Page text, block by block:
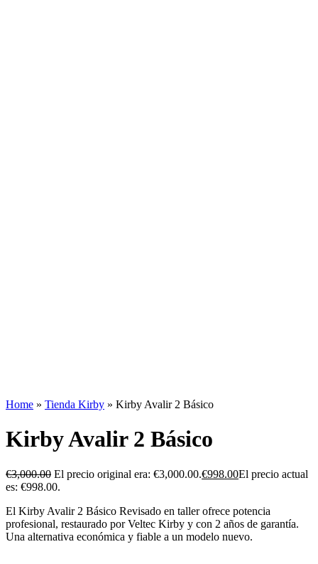
Home » Tienda Kirby » Kirby Avalir 2 Básico
Kirby Avalir 2 Básico
€3,000.00 El precio original era: €3,000.00.€998.00El precio actual
es: €998.00.
El Kirby Avalir 2 Básico Revisado en taller ofrece potencia
profesional, restaurado por Veltec Kirby y con 2 años de garantía.
Una alternativa económica y fiable a un modelo nuevo.